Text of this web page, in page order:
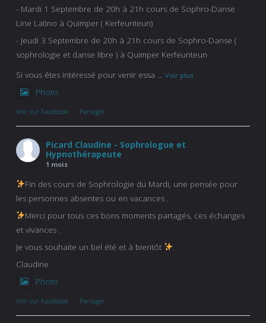
- Mardi 1 Septembre de 20h à 21h cours de Sophro-Danse
Line Latino à Quimper ( Kerfeunteun)
- Jeudi 3 Septembre de 20h à 21h cours de Sophro-Danse (
sophrologie et danse libre ) à Quimper Kerfeunteun
Si vous êtes intéressé pour venir essa
Voir plus
Photo
Voir sur Facebook · Partager
Picard Claudine - Sophrologue et
Hypnothérapeute
1 mois
Fin des cours de Sophrologie du Mardi, une pensée pour
les personnes absentes ou en vacances .
Merci pour tous ces bons moments partagés, ces échanges
et vivances .
Je vous souhaite un bel été et à bientôt
Claudine
Photo
Voir sur Facebook · Partager